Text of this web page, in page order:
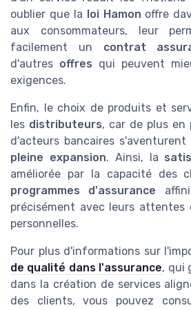
oublier que la
loi Hamon offre
aux consommateurs, leur
facilement un contrat
d'autres offres qui peuvent
exigences.
Enfin, le choix de produits et
les distributeurs, car de plus en
d'acteurs bancaires s'aventurent
pleine expansion. Ainsi, la
améliorée par la capacité des
programmes d'assurance
précisément avec leurs attentes
personnelles.
Pour plus d'informations sur
de qualité dans l'assurance, qui
dans la création de services
des clients, vous pouvez